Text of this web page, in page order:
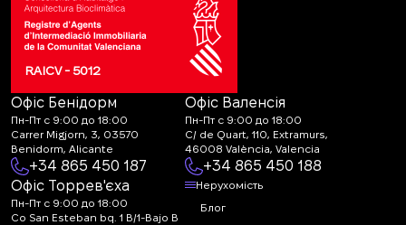
RAICV - 5012
Офіс Бенідорм
Пн-Пт с 9:00 до 18:00
Carrer Migjorn, 3, 03570
Benidorm, Alicante
+34 865 450 187
Офіс Валенсія
Пн-Пт с 9:00 до 18:00
C/ de Quart, 110, Extramurs,
46008 València, Valencia
+34 865 450 188
Офіс Торрев'єха
Пн-Пт с 9:00 до 18:00
Co San Esteban bq. 1 B/1-Bajo B
Нерухомість
Блог